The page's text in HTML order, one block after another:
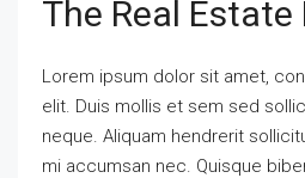
The Real
Lorem ipsum dolor sit amet,
elit. Duis mollis et sem sed
neque. Aliquam hendrerit
mi accumsan nec. Quisque